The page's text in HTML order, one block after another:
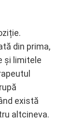
din prima,
și limitele
există
altcineva.